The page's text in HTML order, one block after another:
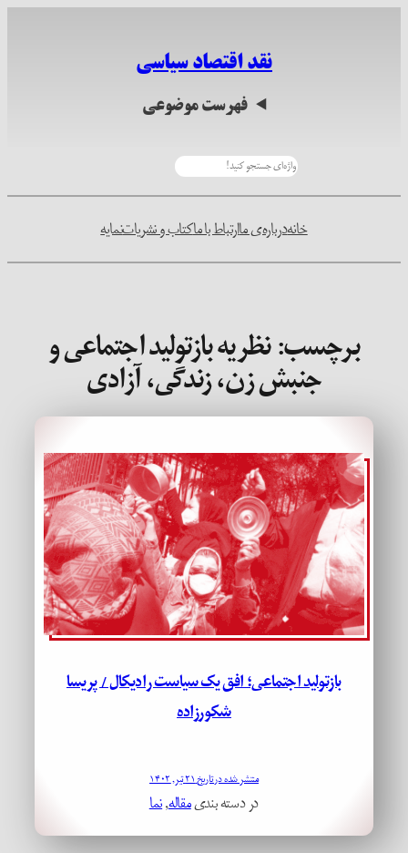
نقد اقتصاد سیاسی
فهرست موضوعی
خانهدرباره‌ی ماارتباط با ماکتاب و نشریاتنمایه
برچسب:نظریه بازتولید اجتماعی و
جنبش زن، زندگی، آزادی
بازتولید اجتماعی؛ افق یک سیاست رادیکال / پریسا
شکورزاده
منتشر شده در تاریخ ۲۱ تیر, ۱۴۰۲
در دسته بندیمقاله, نما